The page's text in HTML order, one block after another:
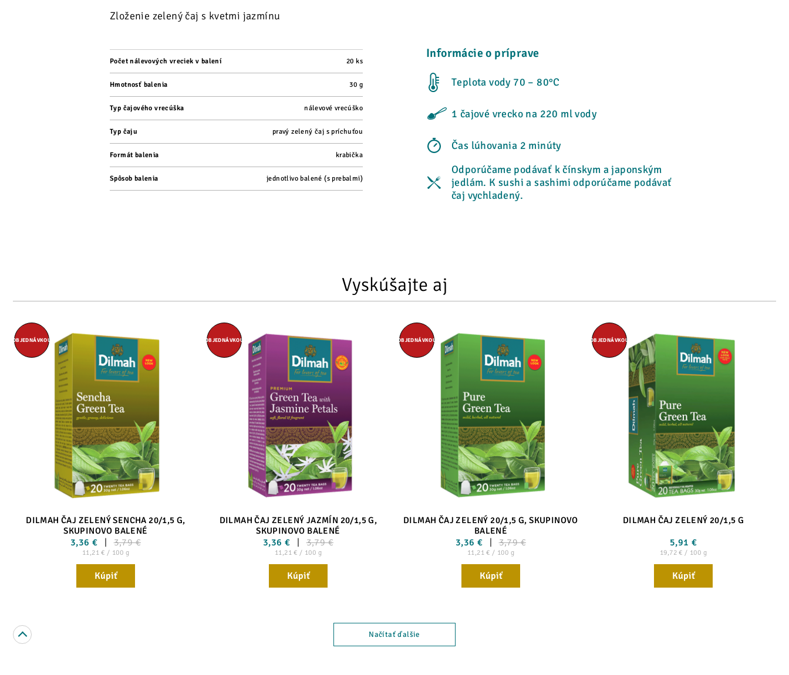
Zloženie zelený čaj s kvetmi jazmínu
Počet nálevových vreciek v balení 20 ks
Hmotnosť balenia 30 g
Typ čajového vrecúška nálevové vrecúško
Typ čaju pravý zelený čaj s príchuťou
Formát balenia krabička
Spôsob balenia jednotlivo balené (s prebalmi)
Informácie o príprave
Teplota vody 70 – 80°C
1 čajové vrecko na 220 ml vody
Čas lúhovania 2 minúty
Odporúčame podávať k čínskym a japonským
jedlám. K sushi a sashimi odporúčame podávať
čaj vychladený.
Vyskúšajte aj
OBJEDNÁVKOU
DILMAH ČAJ ZELENÝ SENCHA 20/1,5 G,
SKUPINOVO BALENÉ
3,36 € 3,79 €
11,21 € / 100 g
Kúpiť
OBJEDNÁVKOU
DILMAH ČAJ ZELENÝ JAZMÍN 20/1,5 G,
SKUPINOVO BALENÉ
3,36 € 3,79 €
11,21 € / 100 g
Kúpiť
OBJEDNÁVKOU
DILMAH ČAJ ZELENÝ 20/1,5 G, SKUPINOVO
BALENÉ
3,36 € 3,79 €
11,21 € / 100 g
Kúpiť
OBJEDNÁVKOU
DILMAH ČAJ ZELENÝ 20/1,5 G
5,91 €
19,72 € / 100 g
Kúpiť
Načítať ďalšie